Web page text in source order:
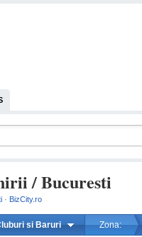
/ Bucuresti
· BizCity.ro
si Baruri Zona: